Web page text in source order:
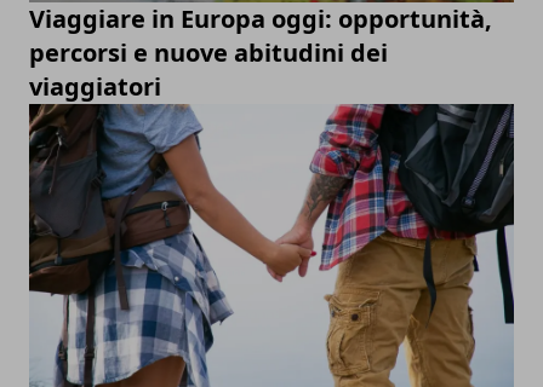
Viaggiare in Europa oggi: opportunità,
percorsi e nuove abitudini dei
viaggiatori